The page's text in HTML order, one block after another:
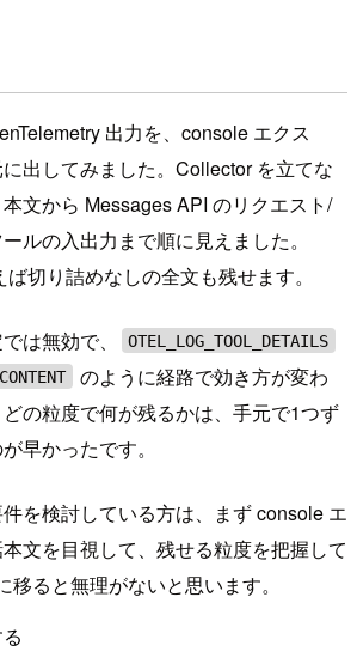
出力を、console エクス
出してみました。Collector を立てな
文から Messages API のリクエスト/
ルの入出力まで順に見えました。
ば切り詰めなしの全文も残せます。
は無効で、 OTEL_LOG_TOOL_DETAILS
のように経路で効き方が変わ
の粒度で何が残るかは、手元で1つず
早かったです。
を検討している方は、まず console エ
文を目視して、残せる粒度を把握して
ると無理がないと思います。